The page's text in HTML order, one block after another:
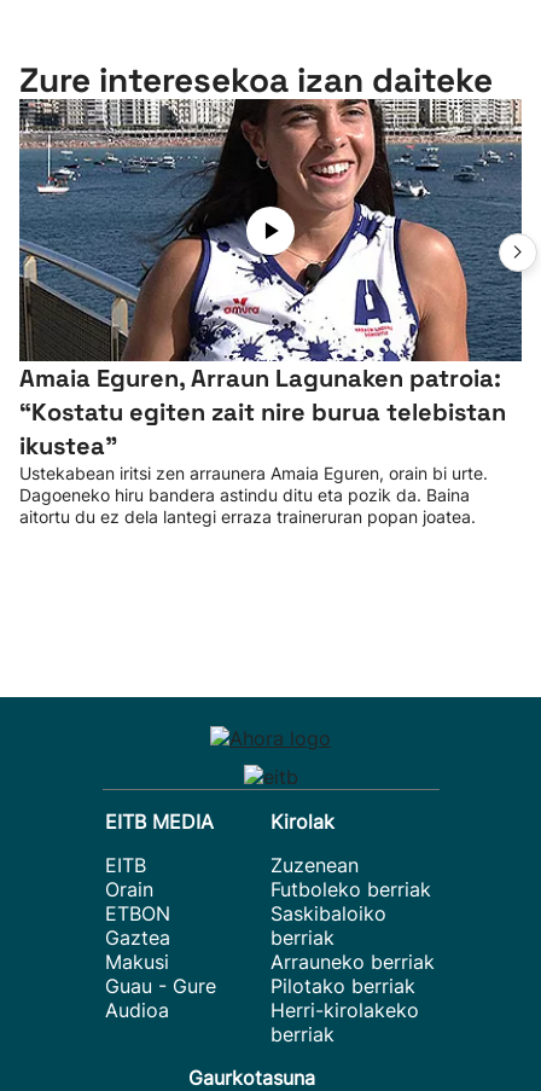
Zure interesekoa izan daiteke
Amaia Eguren, Arraun Lagunaken patroia:
“Kostatu egiten zait nire burua telebistan
ikustea"
Ustekabean iritsi zen arraunera Amaia Eguren, orain bi urte.
Dagoeneko hiru bandera astindu ditu eta pozik da. Baina
aitortu du ez dela lantegi erraza traineruran popan joatea.
EITB MEDIA
EITB
Orain
ETBON
Gaztea
Makusi
Guau - Gure
Audioa
Kirolak
Zuzenean
Futboleko berriak
Saskibaloiko
berriak
Arrauneko berriak
Pilotako berriak
Herri-kirolakeko
berriak
Gaurkotasuna